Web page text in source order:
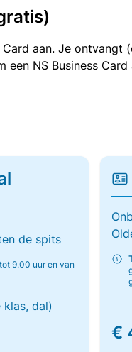
aan. Je
NS Business
de spits
9.00 uur en van
dal)
€